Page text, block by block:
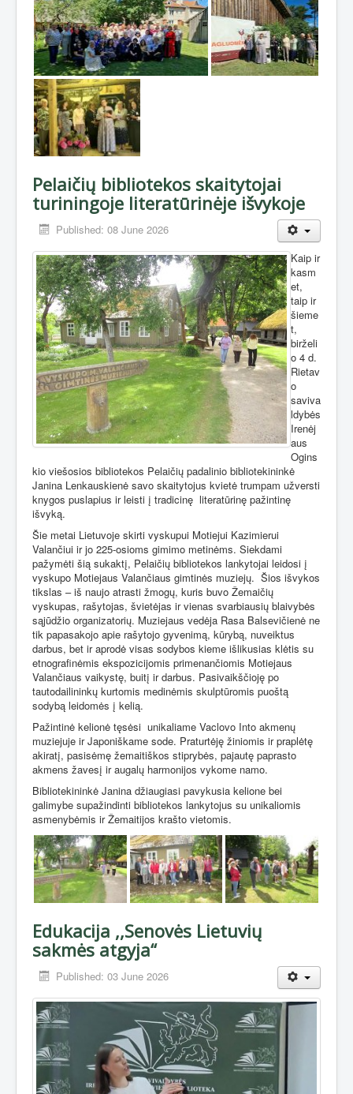
Pelaičių bibliotekos skaitytojai
turiningoje literatūrinėje išvykoje
Published: 08 June 2026
Kaip ir
kasm
et,
taip ir
šieme
t,
birželi
o 4 d.
Rietav
o
saviva
ldybės
Irenėj
aus
Ogins
kio viešosios bibliotekos Pelaičių padalinio bibliotekininkė
Janina Lenkauskienė savo skaitytojus kvietė trumpam užversti
knygos puslapius ir leisti į tradicinę literatūrinę pažintinę
išvyką.
Šie metai Lietuvoje skirti vyskupui Motiejui Kazimierui
Valančiui ir jo 225-osioms gimimo metinėms. Siekdami
pažymėti šią sukaktį, Pelaičių bibliotekos lankytojai leidosi į
vyskupo Motiejaus Valančiaus gimtinės muziejų. Šios išvykos
tikslas – iš naujo atrasti žmogų, kuris buvo Žemaičių
vyskupas, rašytojas, švietėjas ir vienas svarbiausių blaivybės
sąjūdžio organizatorių. Muziejaus vedėja Rasa Balsevičienė ne
tik papasakojo apie rašytojo gyvenimą, kūrybą, nuveiktus
darbus, bet ir aprodė visas sodybos kieme išlikusias klėtis su
etnografinėmis ekspozicijomis primenančiomis Motiejaus
Valančiaus vaikystę, buitį ir darbus. Pasivaikščioję po
tautodailininkų kurtomis medinėmis skulptūromis puoštą
sodybą leidomės į kelią.
Pažintinė kelionė tęsėsi unikaliame Vaclovo Into akmenų
muziejuje ir Japoniškame sode. Praturtėję žiniomis ir praplėtę
akiratį, pasisėmę žemaitiškos stiprybės, pajautę paprasto
akmens žavesį ir augalų harmonijos vykome namo.
Bibliotekininkė Janina džiaugiasi pavykusia kelione bei
galimybe supažindinti bibliotekos lankytojus su unikaliomis
asmenybėmis ir Žemaitijos krašto vietomis.
Edukacija ,,Senovės Lietuvių
sakmės atgyja“
Published: 03 June 2026